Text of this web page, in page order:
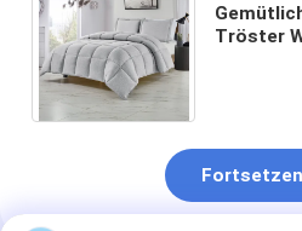
Tröster
Fortsetzen